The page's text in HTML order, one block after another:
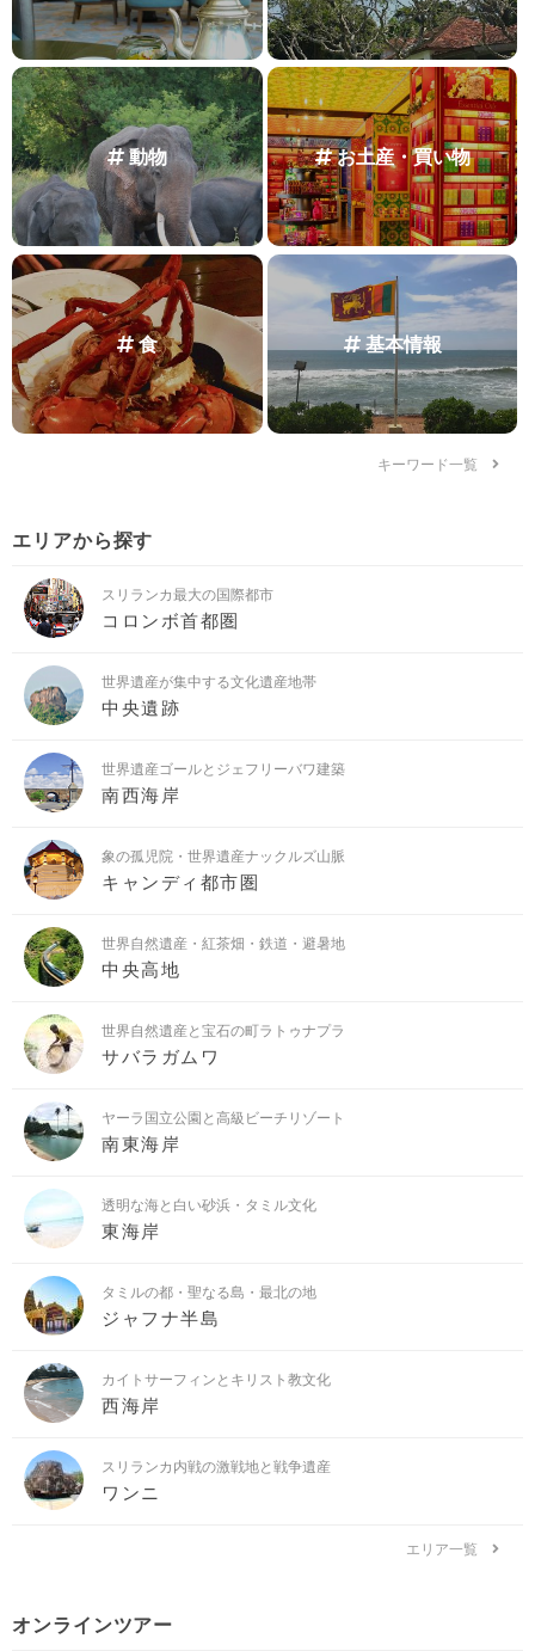
動物 お土産・買い物
食 基本情報
キーワード一覧
エリアから探す
スリランカ最大の国際都市
コロンボ首都圏
世界遺産が集中する文化遺産地帯
中央遺跡
世界遺産ゴールとジェフリーバワ建築
南西海岸
象の孤児院・世界遺産ナックルズ山脈
キャンディ都市圏
世界自然遺産・紅茶畑・鉄道・避暑地
中央高地
世界自然遺産と宝石の町ラトゥナプラ
サバラガムワ
ヤーラ国立公園と高級ビーチリゾート
南東海岸
透明な海と白い砂浜・タミル文化
東海岸
タミルの都・聖なる島・最北の地
ジャフナ半島
カイトサーフィンとキリスト教文化
西海岸
スリランカ内戦の激戦地と戦争遺産
ワンニ
エリア一覧
オンラインツアー